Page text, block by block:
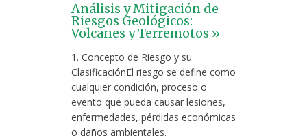
Análisis y Mitigación de
Riesgos Geológicos:
Volcanes y Terremotos »
1. Concepto de Riesgo y su
ClasificaciónEl riesgo se define como
cualquier condición, proceso o
evento que pueda causar lesiones,
enfermedades, pérdidas económicas
o daños ambientales.